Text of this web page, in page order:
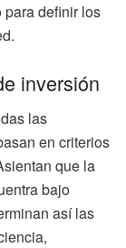
para definir los
inversión
las
en criterios
que la
bajo
así las